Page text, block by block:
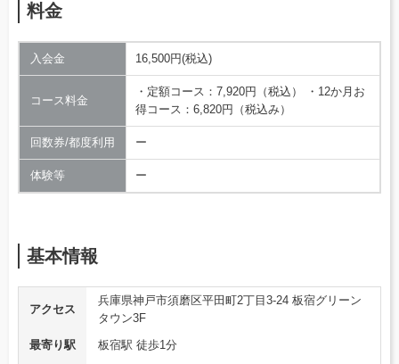
料金
入会金 16,500円(税込)
コース料金
・定額コース：7,920円（税込） ・12か月お
得コース：6,820円（税込み）
回数券/都度利用 ー
体験等 ー
基本情報
アクセス
兵庫県神戸市須磨区平田町2丁目3-24 板宿グリーン
タウン3F
最寄り駅
板宿駅 徒歩1分